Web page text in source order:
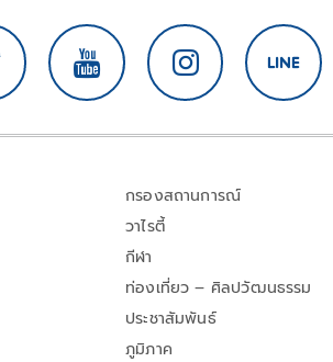
กรองสถานการณ์
วาไรตี้
กีฬา
ท่องเที่ยว – ศิลปวัฒนธรรม
ประชาสัมพันธ์
ภูมิภาค